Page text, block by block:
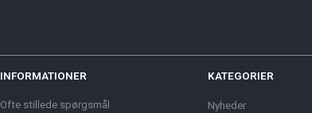
INFORMATIONER
Ofte stillede spørgsmål
KATEGORIER
Nyheder